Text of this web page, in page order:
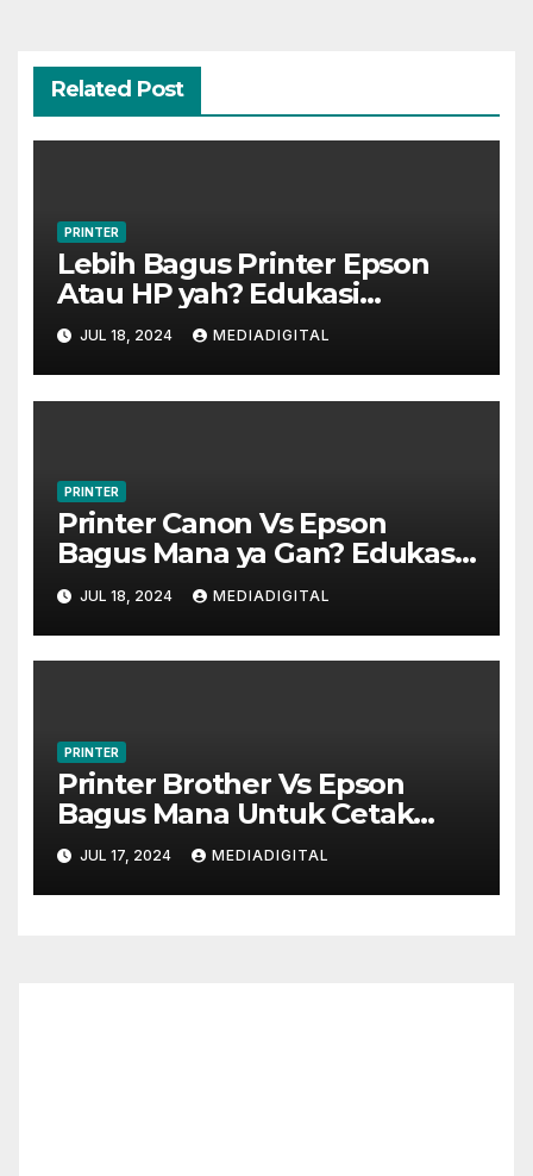
Related Post
PRINTER
Lebih Bagus Printer Epson
Atau HP yah? Edukasi
Teknologi
JUL 18, 2024 MEDIADIGITAL
PRINTER
Printer Canon Vs Epson
Bagus Mana ya Gan? Edukasi
Tekno
JUL 18, 2024 MEDIADIGITAL
PRINTER
Printer Brother Vs Epson
Bagus Mana Untuk Cetak
Dokumen dan Foto?
JUL 17, 2024 MEDIADIGITAL